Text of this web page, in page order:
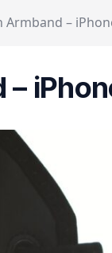
Armband –